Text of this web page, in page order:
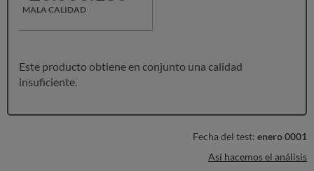
MALA CALIDAD
Este producto obtiene en conjunto una calidad
insuficiente.
Fecha del test: enero 0001
Así hacemos el análisis